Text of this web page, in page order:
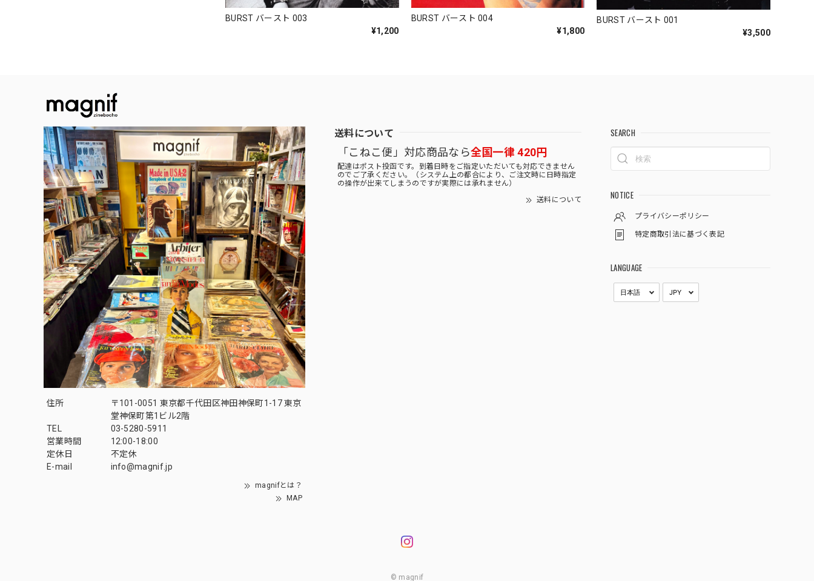
BURST バースト 003
¥1,200
BURST バースト 004
¥1,800
BURST バースト 001
¥3,500
住所
〒101-0051 東京都千代田区神田神保町1-17 東京
堂神保町第1ビル2階
TEL
03-5280-5911
営業時間
12:00-18:00
定休日
不定休
E-mail
info@magnif.jp
magnifとは？
MAP
送料について
「こねこ便」対応商品なら全国一律 420円
配達はポスト投函です。到着日時をご指定いただいても対応できません
のでご了承ください。（システム上の都合により、ご注文時に日時指定
の操作が出来てしまうのですが実際には承れません）
送料について
SEARCH
NOTICE
プライバシーポリシー
特定商取引法に基づく表記
LANGUAGE
© magnif